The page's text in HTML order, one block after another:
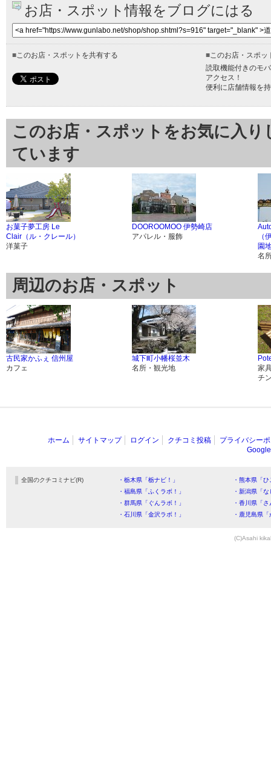
お店・スポット情報をブログにはる
■このお店・スポットを共有する ■このお店・スポッ
読取機能付きのモ
アクセス！
便利に店舗情報を
このお店・スポットをお気に入
ています
お菓子夢工房 Le
Clair（ル・クレール）
洋菓子
DOOROOMOO 伊勢崎店
アパレル・服飾
（
園
名
周辺のお店・スポット
古民家かふぇ 信州屋
カフェ
城下町小幡桜並木
名所・観光地
家
チ
ホーム サイトマップ ログイン クチコミ投稿
プライバシー
全国のクチコミナビ(R) ・栃木県「栃ナビ！」
・熊本県「
・福島県「ふくラボ！」
・新潟県「
・群馬県「ぐんラボ！」
・香川県「
・石川県「金沢ラボ！」
・鹿児島県
(C)Asahi